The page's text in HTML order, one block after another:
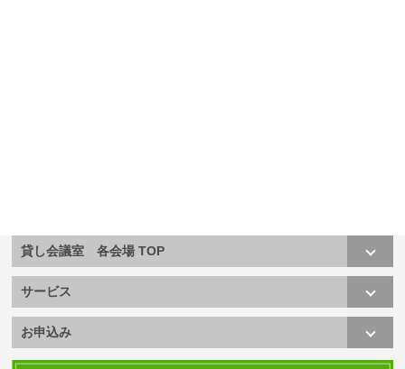
貸し会議室 各会場 TOP
サービス
お申込み